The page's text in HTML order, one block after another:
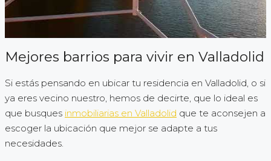
Mejores barrios para vivir en Valladolid
Si estás pensando en ubicar tu residencia en Valladolid, o si
ya eres vecino nuestro, hemos de decirte, que lo ideal es
que busques inmobiliarias en Valladolid que te aconsejen a
escoger la ubicación que mejor se adapte a tus
necesidades.